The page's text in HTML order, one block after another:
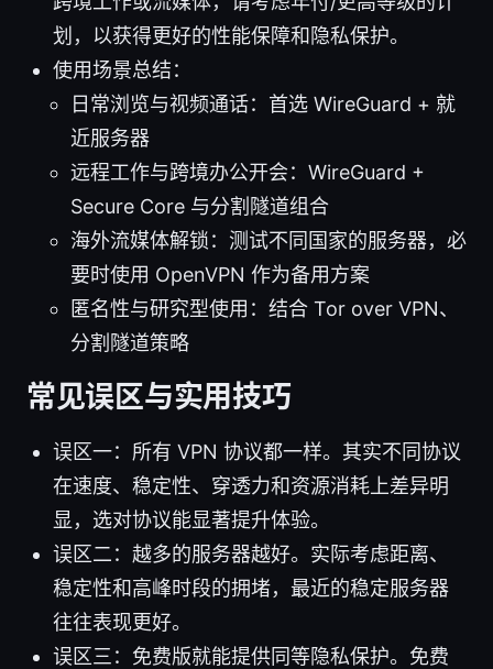
划，以获得更好的性能保障和隐私保护。
使用场景总结：
日常浏览与视频通话：首选 WireGuard + 就
近服务器
远程工作与跨境办公开会：WireGuard +
Secure Core 与分割隧道组合
海外流媒体解锁：测试不同国家的服务器，必
要时使用 OpenVPN 作为备用方案
匿名性与研究型使用：结合 Tor over VPN、
分割隧道策略
常见误区与实用技巧
误区一：所有 VPN 协议都一样。其实不同协议
在速度、稳定性、穿透力和资源消耗上差异明
显，选对协议能显著提升体验。
误区二：越多的服务器越好。实际考虑距离、
稳定性和高峰时段的拥堵，最近的稳定服务器
往往表现更好。
误区三：免费版就能提供同等隐私保护。免费